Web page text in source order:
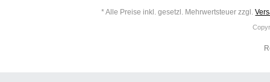
* Alle Preise inkl. gesetzl. Mehrwertsteuer zzgl.